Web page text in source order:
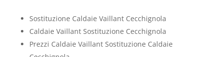
Sostituzione Caldaie Vaillant Cecchignola
Caldaie Vaillant Sostituzione Cecchignola
Prezzi Caldaie Vaillant Sostituzione Caldaie